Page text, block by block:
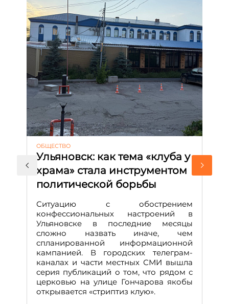
ОБЩЕСТВО
Ульяновск: как тема «клуба у
храма» стала инструментом
политической борьбы
Ситуацию с обострением
конфессиональных настроений в
Ульяновске в последние месяцы
сложно назвать иначе, чем
спланированной информационной
кампанией. В городских телеграм-
каналах и части местных СМИ вышла
серия публикаций о том, что рядом с
церковью на улице Гончарова якобы
открывается «стриптиз клую».